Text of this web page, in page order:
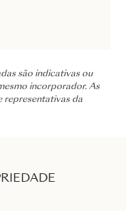
são indicativas ou
incorporador. As
representativas da